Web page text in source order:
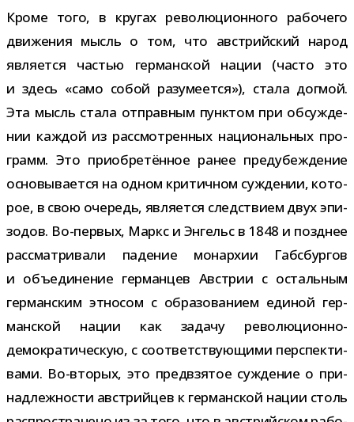
Кроме того, в кру­гах рево­лю­ци­он­ного рабо­чего
дви­же­ния мысль о том, что австрий­ский народ
явля­ется частью гер­ман­ской нации (часто это
и здесь «само собой разу­ме­ется»), стала дог­мой.
Эта мысль стала отправ­ным пунк­том при обсуж­де­
нии каж­дой из рас­смот­рен­ных наци­о­наль­ных про­
грамм. Это при­об­ре­тён­ное ранее предубеж­де­ние
осно­вы­ва­ется на одном кри­тич­ном суж­де­нии, кото­
рое, в свою оче­редь, явля­ется след­ствием двух эпи­
зо­дов. Во-​первых, Маркс и Энгельс в 1848 и позд­нее
рас­смат­ри­вали паде­ние монар­хии Габсбургов
и объ­еди­не­ние гер­ман­цев Австрии с осталь­ным
гер­ман­ским этно­сом с обра­зо­ва­нием еди­ной гер­
ман­ской нации как задачу революционно-​
демократическую, с соот­вет­ству­ю­щими пер­спек­ти­
вами. Во-​вторых, это пред­взя­тое суж­де­ние о при­
над­леж­но­сти австрий­цев к гер­ман­ской нации столь